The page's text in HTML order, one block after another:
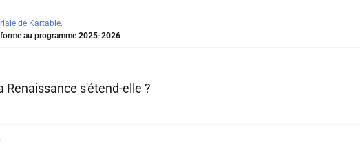
de Kartable.
au programme 2025-2026
Renaissance s'étend-elle ?